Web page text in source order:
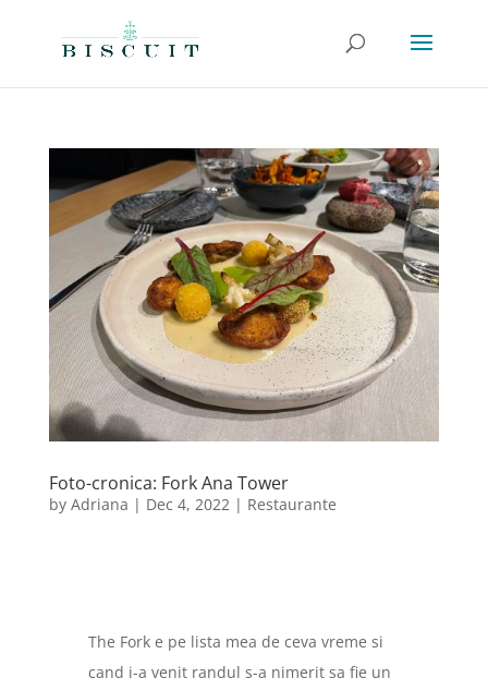
Foto-cronica: Fork Ana Tower
by Adriana | Dec 4, 2022 | Restaurante
The Fork e pe lista mea de ceva vreme si
cand i-a venit randul s-a nimerit sa fie un